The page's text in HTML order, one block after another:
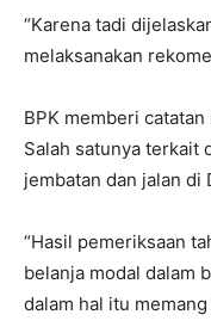
“Karena tadi
melaksanakan
BPK memberi
Salah satunya terkait
jembatan dan jalan di
“Hasil pemeriksaan
belanja modal dalam
dalam hal itu